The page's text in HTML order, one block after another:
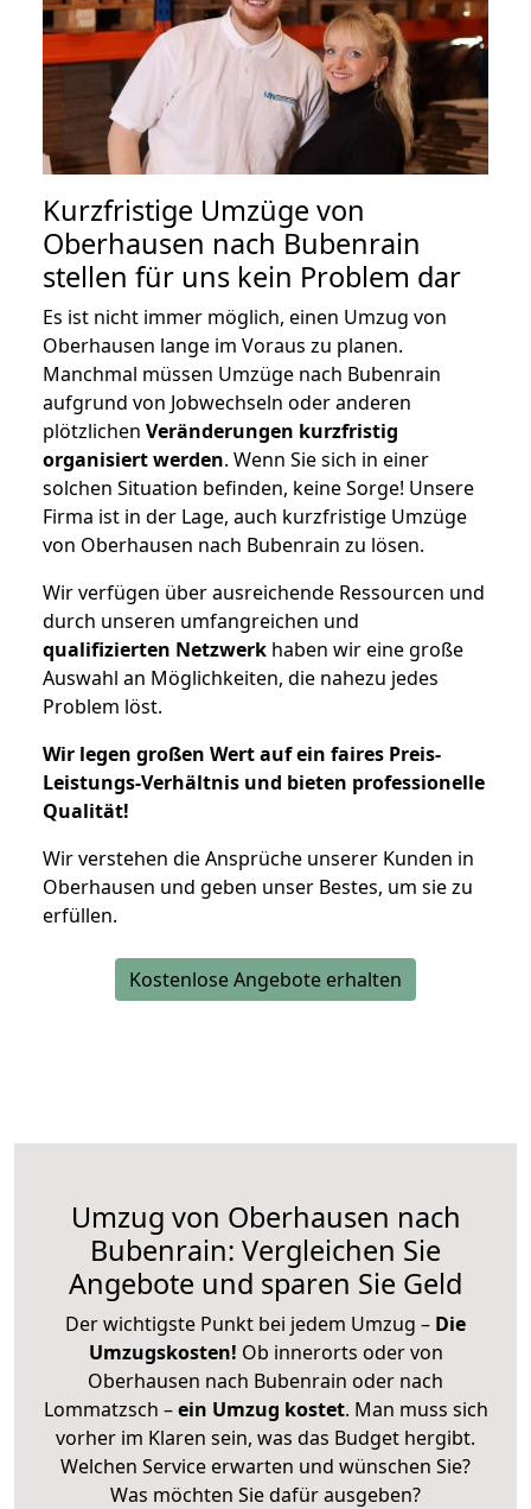
Kurzfristige Umzüge von
Oberhausen nach Bubenrain
stellen für uns kein Problem dar
Es ist nicht immer möglich, einen Umzug von
Oberhausen lange im Voraus zu planen.
Manchmal müssen Umzüge nach Bubenrain
aufgrund von Jobwechseln oder anderen
plötzlichen Veränderungen kurzfristig
organisiert werden. Wenn Sie sich in einer
solchen Situation befinden, keine Sorge! Unsere
Firma ist in der Lage, auch kurzfristige Umzüge
von Oberhausen nach Bubenrain zu lösen.
Wir verfügen über ausreichende Ressourcen und
durch unseren umfangreichen und
qualifizierten Netzwerk haben wir eine große
Auswahl an Möglichkeiten, die nahezu jedes
Problem löst.
Wir legen großen Wert auf ein faires Preis-
Leistungs-Verhältnis und bieten professionelle
Qualität!
Wir verstehen die Ansprüche unserer Kunden in
Oberhausen und geben unser Bestes, um sie zu
erfüllen.
Kostenlose Angebote erhalten
Umzug von Oberhausen nach
Bubenrain: Vergleichen Sie
Angebote und sparen Sie Geld
Der wichtigste Punkt bei jedem Umzug – Die
Umzugskosten! Ob innerorts oder von
Oberhausen nach Bubenrain oder nach
Lommatzsch –ein Umzug kostet. Man muss sich
vorher im Klaren sein, was das Budget hergibt.
Welchen Service erwarten und wünschen Sie?
Was möchten Sie dafür ausgeben?